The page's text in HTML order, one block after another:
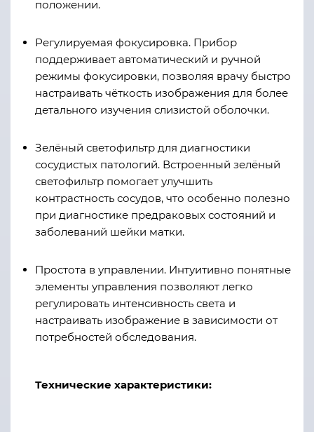
положении.
Регулируемая фокусировка. Прибор
поддерживает автоматический и ручной
режимы фокусировки, позволяя врачу быстро
настраивать чёткость изображения для более
детального изучения слизистой оболочки.
Зелёный светофильтр для диагностики
сосудистых патологий. Встроенный зелёный
светофильтр помогает улучшить
контрастность сосудов, что особенно полезно
при диагностике предраковых состояний и
заболеваний шейки матки.
Простота в управлении. Интуитивно понятные
элементы управления позволяют легко
регулировать интенсивность света и
настраивать изображение в зависимости от
потребностей обследования.
Технические характеристики: